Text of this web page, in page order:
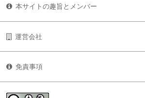
本サイトの趣旨とメンバー
運営会社
免責事項